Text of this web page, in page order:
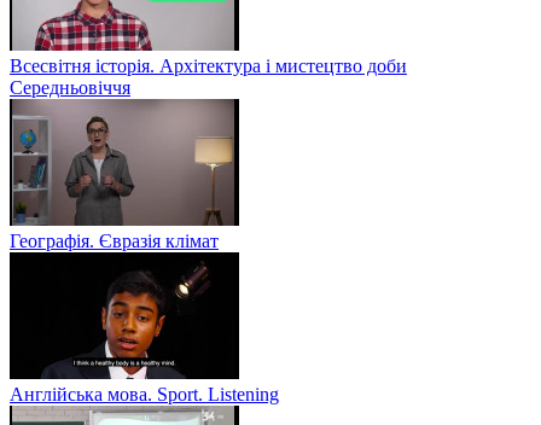
Всесвітня історія. Архітектура і мистецтво доби
Середньовіччя
Географія. Євразія клімат
Англійська мова. Sport. Listening